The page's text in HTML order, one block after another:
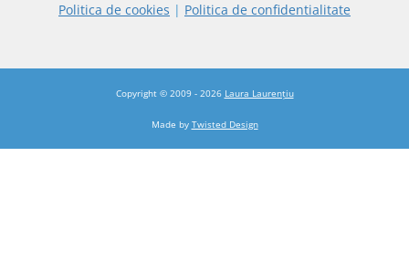
Politica de cookies | Politica de confidentialitate
Copyright © 2009 - 2026 Laura Laurențiu
Made by Twisted Design